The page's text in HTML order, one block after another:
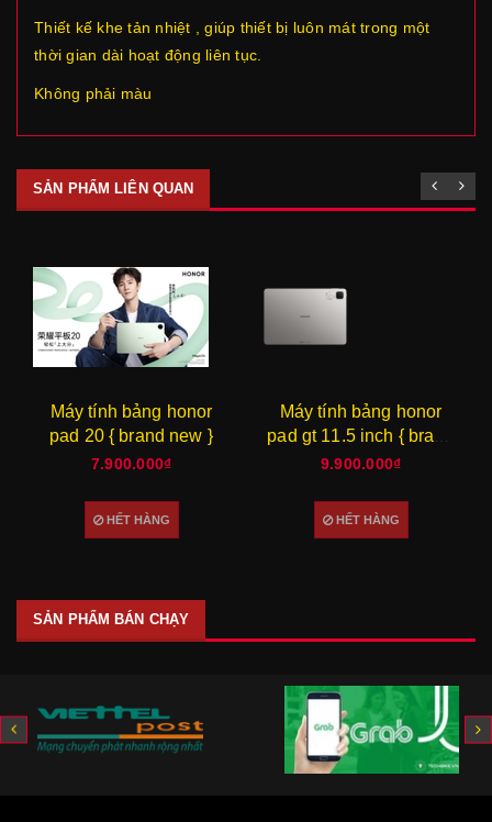
Thiết kế khe tản nhiệt , giúp thiết bị luôn mát trong một
thời gian dài hoạt động liên tục.
Không phải màu
SẢN PHẨM LIÊN QUAN
Máy tính bảng honor
pad gt 11.5 inch { brand
new }
9.900.000₫
HẾT HÀNG
Iqoo pad 6 pro nội địa {
brand new }
15.990.000₫
MUA HÀNG
SẢN PHẨM BÁN CHẠY